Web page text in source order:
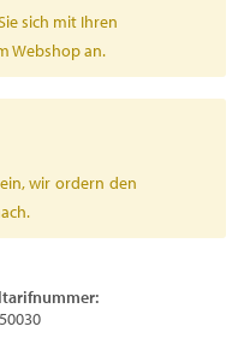
sich mit Ihren
Webshop an.
wir ordern den